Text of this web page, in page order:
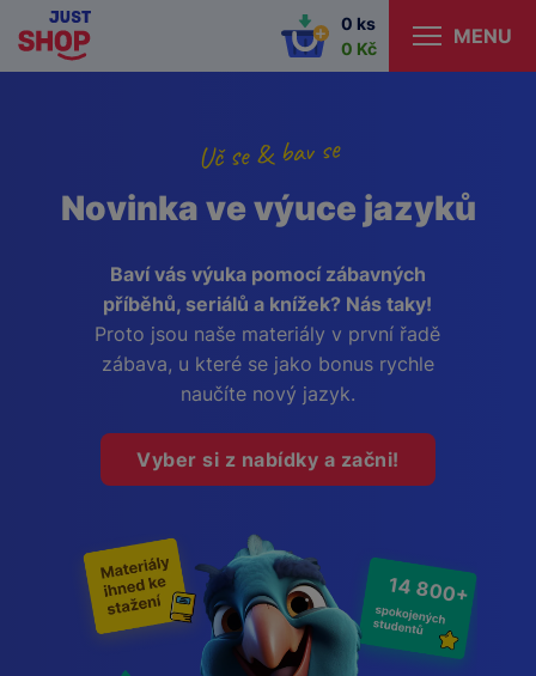
0 ks
0 Kč
MENU
Uč se & bav se
Novinka ve výuce jazyků
Baví vás výuka pomocí zábavných
příběhů, seriálů a knížek? Nás taky!
Proto jsou naše materiály v první řadě
zábava, u které se jako bonus rychle
naučíte nový jazyk.
Vyber si z nabídky a začni!
14 800+